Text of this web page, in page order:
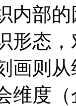
内部
形态
画则
维度